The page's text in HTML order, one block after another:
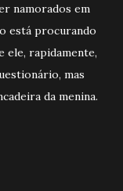
namorados em
está procurando
ele, rapidamente,
mas
da menina.